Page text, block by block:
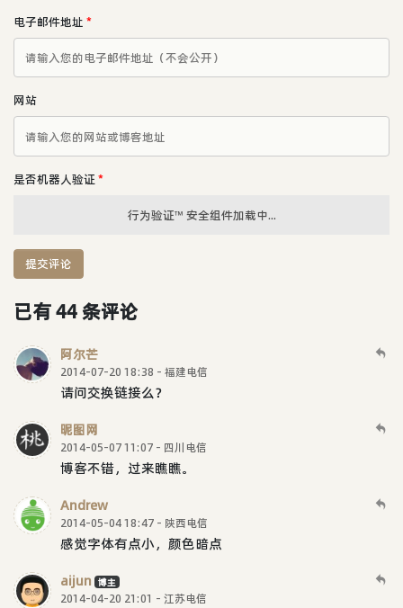
电子邮件地址 *
网站
是否机器人验证 *
行为验证™ 安全组件加载中...
提交评论
已有 44 条评论
阿尔芒
2014-07-20 18:38 - 福建电信
请问交换链接么？
昵图网
2014-05-07 11:07 - 四川电信
博客不错，过来瞧瞧。
Andrew
2014-05-04 18:47 - 陕西电信
感觉字体有点小，颜色暗点
aijun 博主
2014-04-20 21:01 - 江苏电信